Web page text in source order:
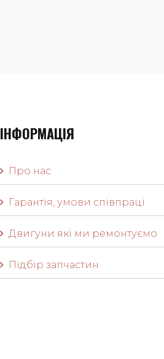
ІНФОРМАЦІЯ
Про нас
Гарантія, умови співпраці
Двигуни які ми ремонтуємо
Підбір запчастин